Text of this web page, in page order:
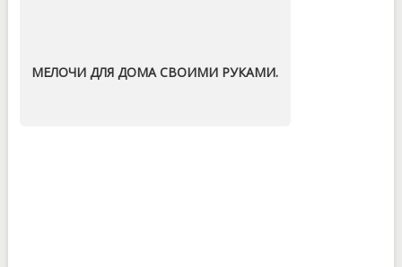
МЕЛОЧИ ДЛЯ ДОМА СВОИМИ РУКАМИ.